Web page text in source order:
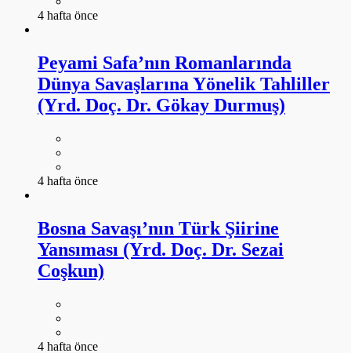
4 hafta önce
Peyami Safa’nın Romanlarında
Dünya Savaşlarına Yönelik Tahliller
(Yrd. Doç. Dr. Gökay Durmuş)
4 hafta önce
Bosna Savaşı’nın Türk Şiirine
Yansıması (Yrd. Doç. Dr. Sezai
Coşkun)
4 hafta önce